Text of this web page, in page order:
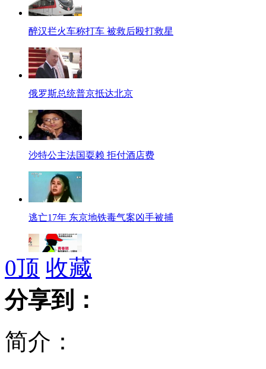
醉汉拦火车称打车 被救后殴打救星
俄罗斯总统普京抵达北京
沙特公主法国耍赖 拒付酒店费
逃亡17年 东京地铁毒气案凶手被捕
5岁孩子吃增高药 没长高却长胡子
老汉身家千万坐公交制止色狼被打
0顶 收藏
分享到：
简介：